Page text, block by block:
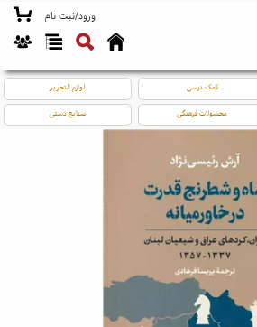
ورود/ثبت نام
کمک درسی لوازم التحریر
محصولات فرهنگی صنایع دستی